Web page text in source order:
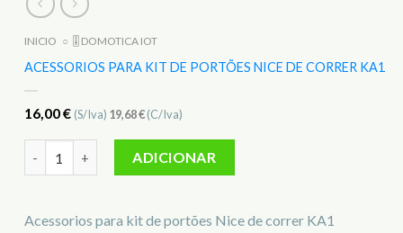
INICIO ○ 🎚️ DOMOTICA IOT
ACESSORIOS PARA KIT DE PORTÕES NICE DE CORRER KA1
16,00€ (S/Iva) 19,68€(C/Iva)
ADICIONAR
Acessorios para kit de portões Nice de correr KA1